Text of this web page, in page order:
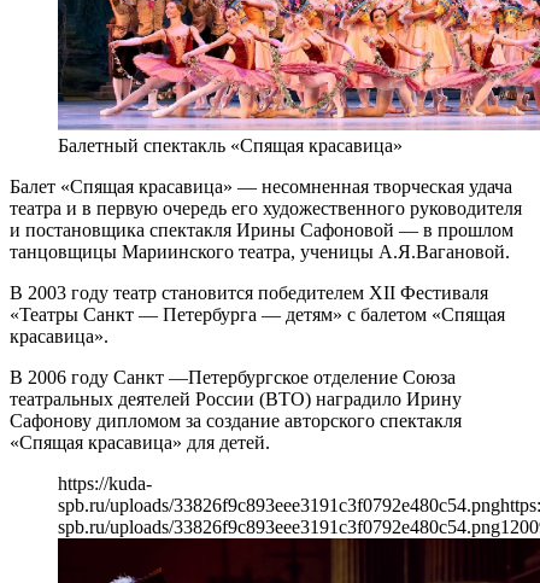
Балетный спектакль «Спящая красавица»
Балет «Спящая красавица» — несомненная творческая удача
театра и в первую очередь его художественного руководителя
и постановщика спектакля Ирины Сафоновой — в прошлом
танцовщицы Мариинского театра, ученицы А.Я.Вагановой.
В 2003 году театр становится победителем ХII Фестиваля
«Театры Санкт — Петербурга — детям» с балетом «Спящая
красавица».
В 2006 году Санкт —Петербургское отделение Союза
театральных деятелей России (ВТО) наградило Ирину
Сафонову дипломом за создание авторского спектакля
«Спящая красавица» для детей.
https://kuda-
spb.ru/uploads/33826f9c893eee3191c3f0792e480c54.png
spb.ru/uploads/33826f9c893eee3191c3f0792e480c54.png1200